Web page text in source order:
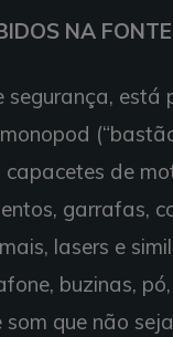
NA
segurança,
de
garrafas,
lasers e
buzinas,
que não